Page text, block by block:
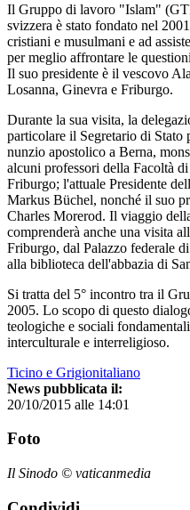
Il Gruppo di lavoro "Islam"
svizzera è stato fondato nel
cristiani e musulmani e ad
per meglio affrontare le
Il suo presidente è il vescovo
Losanna, Ginevra e Friburgo.
Durante la sua visita, la
particolare il Segretario di
nunzio apostolico a Berna,
alcuni professori della Facoltà
Friburgo; l'attuale Presidente
Markus Büchel, nonché il suo
Charles Morerod. Il viaggio
comprenderà anche una visita
Friburgo, dal Palazzo federale
alla biblioteca dell'abbazia di
Si tratta del 5° incontro tra il
2005. Lo scopo di questo
teologiche e sociali
interculturale e interreligioso.
Ticino e Grigionitaliano
News pubblicata il:
20/10/2015 alle 14:01
Foto
Il Sinodo © vaticanmedia